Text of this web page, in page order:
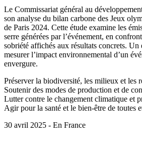
Le Commissariat général au
son analyse du bilan carbone des Jeux
de Paris 2024. Cette étude examine les
serre générées par l’événement, en
sobriété affichés aux résultats concrets. Un
mesurer l’impact environnemental d’un
envergure.
Préserver la biodiversité, les milieux et les
Soutenir des modes de production et de
Lutter contre le changement climatique et
Agir pour la santé et le bien-être de toutes
30 avril 2025 - En France